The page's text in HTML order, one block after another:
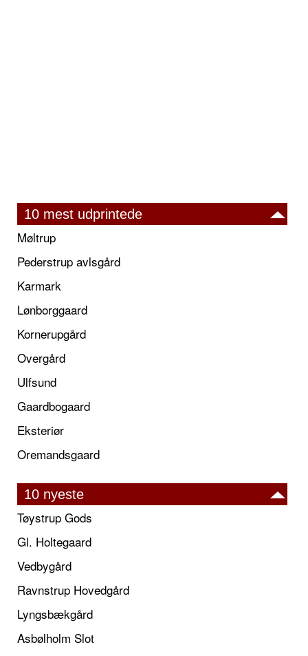
10 mest udprintede
Møltrup
Pederstrup avlsgård
Karmark
Lønborggaard
Kornerupgård
Overgård
Ulfsund
Gaardbogaard
Eksteriør
Oremandsgaard
10 nyeste
Tøystrup Gods
Gl. Holtegaard
Vedbygård
Ravnstrup Hovedgård
Lyngsbækgård
Asbølholm Slot